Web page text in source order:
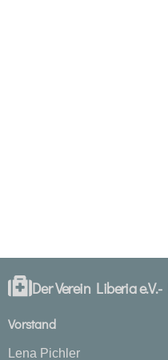
Der Verein Liberia
Vorstand
Lena Pichler